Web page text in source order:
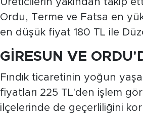
Üreticilerin yakından takip
Ordu, Terme ve Fatsa en
en düşük fiyat 180 TL ile
GİRESUN VE
Fındık ticaretinin yoğun
fiyatları 225 TL'den işlem
ilçelerinde de geçerliliğini